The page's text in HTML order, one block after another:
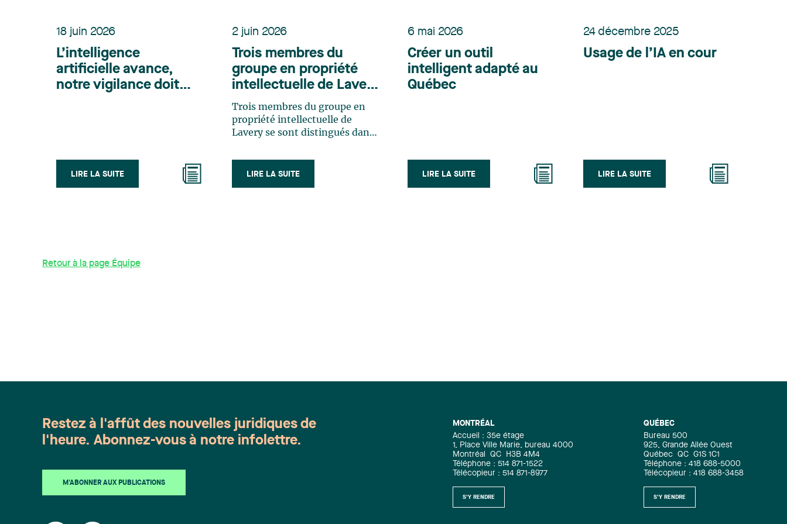
18 juin 2026
L’intelligence
artificielle avance,
notre vigilance doit
LIRE LA SUITE
2 juin 2026
Trois membres du
groupe en propriété
intellectuelle de Lavery
se sont distingués
dans l’édition 2026 du
classement IAM
Trois membres du groupe en
propriété intellectuelle de
Lavery se sont distingués dans
IAM Patent 1000, où ils ont été
reconnus comme des
avocate et agent de brevets au
sein du groupe de propriété
intellectuelle de Lavery. Elle est
LIRE LA SUITE
6 mai 2026
Créer un outil
intelligent adapté au
Québec
LIRE LA SUITE
24 décembre 2025
Usage de l’IA en cour
LIRE LA SUITE
Retour à la page Équipe
MONTRÉAL
Accueil : 35e étage
1, Place Ville Marie, bureau 4000
Montréal
QC
H3B 4M4
Téléphone : 514 871-1522
Télécopieur : 514 871-8977
S'Y RENDRE
QUÉBEC
Bureau 500
925, Grande Allée Ouest
Québec QC G1S 1C1
Téléphone : 418 688-5000
Télécopieur : 418 688-3458
S'Y RENDRE
Restez à l'affût des nouvelles juridiques de
l'heure. Abonnez-vous à notre infolettre.
M'ABONNER AUX PUBLICATIONS